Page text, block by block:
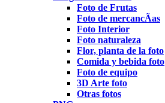
Foto de Frutas
Foto de mercancÃ­as
Foto Interior
Foto naturaleza
Flor, planta de la foto
Comida y bebida foto
Foto de equipo
3D Arte foto
Otras fotos